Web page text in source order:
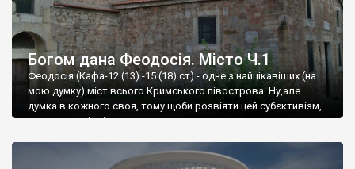
Богом дана Феодосія. Місто Ч.1
Феодосія (Кафа-12 (13) -15 (18) ст) - одне з найцікавіших (на
мою думку) міст всього Кримського півострова .Ну,але
думка в кожного своя, тому щоби розвіяти цей субєктивізм,
запрошую відвідати це